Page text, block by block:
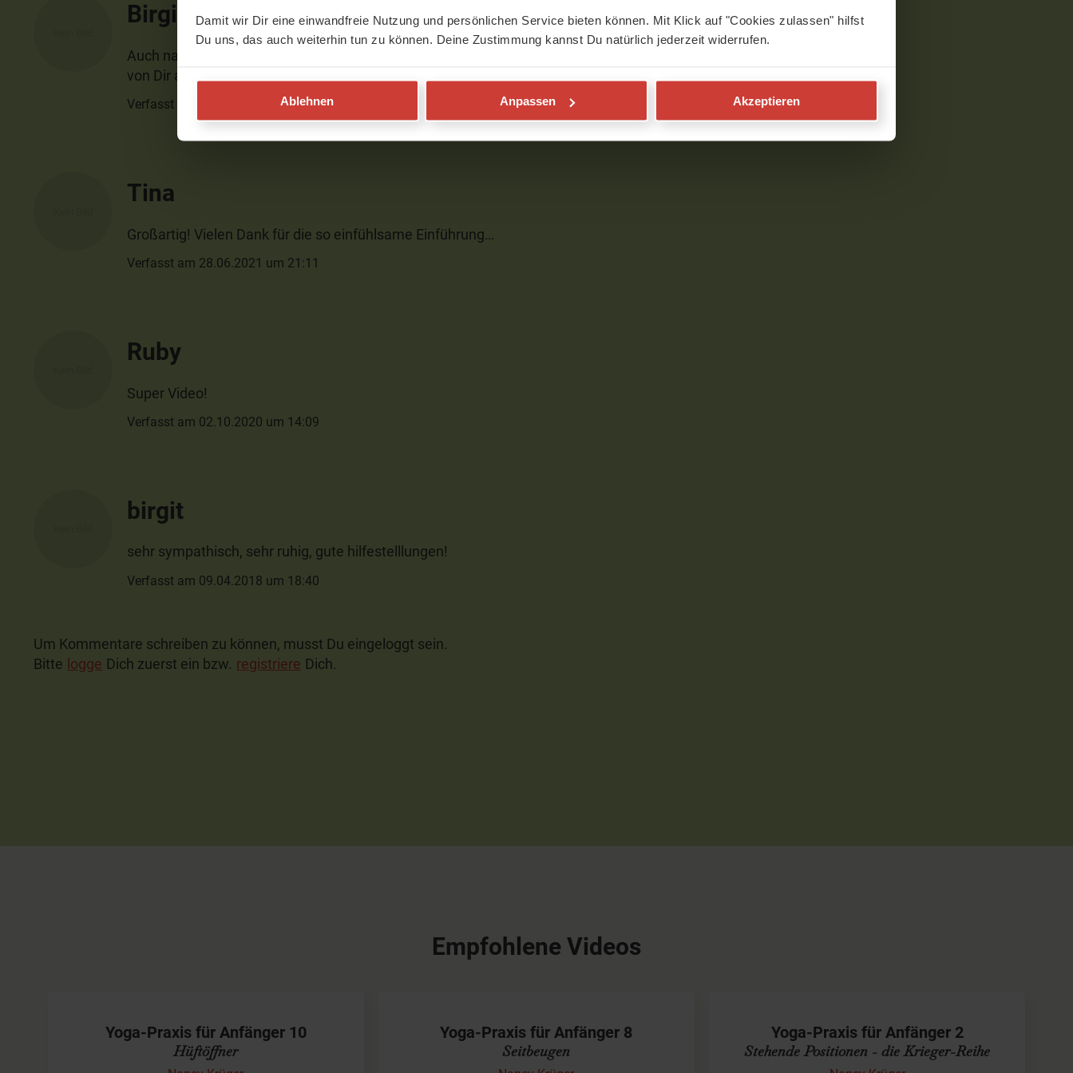
Damit wir Dir eine einwandfreie Nutzung und persönlichen Service bieten können. Mit Klick auf "Cookies zulassen" hilfst
Du uns, das auch weiterhin tun zu können. Deine Zustimmung kannst Du natürlich jederzeit widerrufen.
Ablehnen Anpassen Akzeptieren
Birgit
Auch nach langer Praxis einfach herrlich.Es geht so eine wunderbare Ruhe
von Dir aus.Vielen Dank und schöne Pfingsten
Verfasst am 05.06.2022 um 11:31
Tina
Großartig! Vielen Dank für die so einfühlsame Einführung…
Verfasst am 28.06.2021 um 21:11
Ruby
Super Video!
Verfasst am 02.10.2020 um 14:09
birgit
sehr sympathisch, sehr ruhig, gute hilfestelllungen!
Verfasst am 09.04.2018 um 18:40
Um Kommentare schreiben zu können, musst Du eingeloggt sein.
Bitte logge Dich zuerst ein bzw. registriere Dich.
Empfohlene Videos
Yoga-Praxis für Anfänger 10
Hüftöffner
Yoga-Praxis für Anfänger 8
Seitbeugen
Yoga-Praxis für Anfänger 2
Stehende Positionen - die Krieger-Reihe